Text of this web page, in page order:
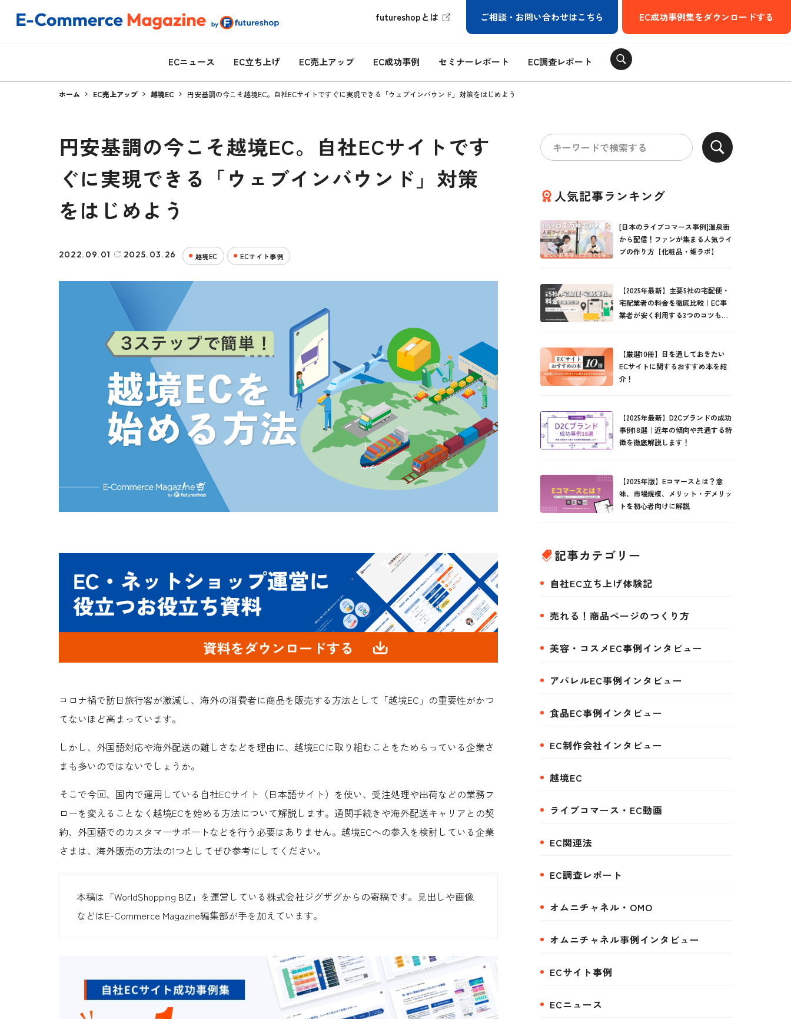
futureshopとは ご相談・お問い合わせはこちら EC成功事例集をダウンロードする
ECニュース EC立ち上げ EC売上アップ EC成功事例 セミナーレポート EC調査レポート
ホーム EC売上アップ 越境EC 円安基調の今こそ越境EC。自社ECサイトですぐに実現できる「ウェブインバウンド」対策をはじめよう
円安基調の今こそ越境EC。自社ECサイトです
ぐに実現できる「ウェブインバウンド」対策
をはじめよう
2022.09.01 2025.03.26 越境EC ECサイト事例
コロナ禍で訪日旅行客が激減し、海外の消費者に商品を販売する方法として「越境EC」の重要性がかつ
てないほど高まっています。
しかし、外国語対応や海外配送の難しさなどを理由に、越境ECに取り組むことをためらっている企業さ
まも多いのではないでしょうか。
そこで今回、国内で運用している自社ECサイト（日本語サイト）を使い、受注処理や出荷などの業務フ
ローを変えることなく越境ECを始める方法について解説します。通関手続きや海外配送キャリアとの契
約、外国語でのカスタマーサポートなどを行う必要はありません。越境ECへの参入を検討している企業
さまは、海外販売の方法の1つとしてぜひ参考にしてください。
本稿は「WorldShopping BIZ」を運営している株式会社ジグザグからの寄稿です。見出しや画像
などはE-Commerce Magazine編集部が手を加えています。
人気記事ランキング
[日本のライブコマース事例]温泉街
から配信！ファンが集まる人気ライ
ブの作り方【化粧品・姫ラボ】
【2025年最新】主要5社の宅配便・
宅配業者の料金を徹底比較｜EC事
業者が安く利用する3つのコツもご
【厳選10冊】目を通しておきたい
ECサイトに関するおすすめ本を紹
介！
【2025年最新】D2Cブランドの成功
事例18選｜近年の傾向や共通する特
徴を徹底解説します！
【2025年版】Eコマースとは？意
味、市場規模、メリット・デメリッ
トを初心者向けに解説
記事カテゴリー
自社EC立ち上げ体験記
売れる！商品ページのつくり方
美容・コスメEC事例インタビュー
アパレルEC事例インタビュー
食品EC事例インタビュー
EC制作会社インタビュー
越境EC
ライブコマース・EC動画
EC関連法
EC調査レポート
オムニチャネル・OMO
オムニチャネル事例インタビュー
ECサイト事例
ECニュース